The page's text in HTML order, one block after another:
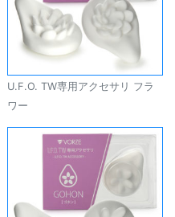
U.F.O. TW専用アクセサリ フラ
ワー